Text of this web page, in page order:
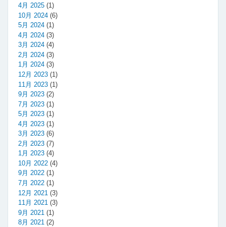
4月 2025 (1)
10月 2024 (6)
5月 2024 (1)
4月 2024 (3)
3月 2024 (4)
2月 2024 (3)
1月 2024 (3)
12月 2023 (1)
11月 2023 (1)
9月 2023 (2)
7月 2023 (1)
5月 2023 (1)
4月 2023 (1)
3月 2023 (6)
2月 2023 (7)
1月 2023 (4)
10月 2022 (4)
9月 2022 (1)
7月 2022 (1)
12月 2021 (3)
11月 2021 (3)
9月 2021 (1)
8月 2021 (2)